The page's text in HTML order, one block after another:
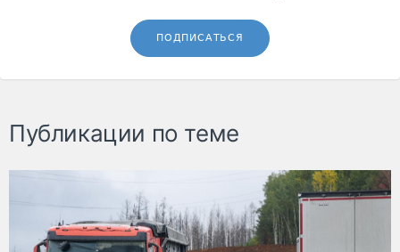
ПОДПИСАТЬСЯ
Публикации по теме